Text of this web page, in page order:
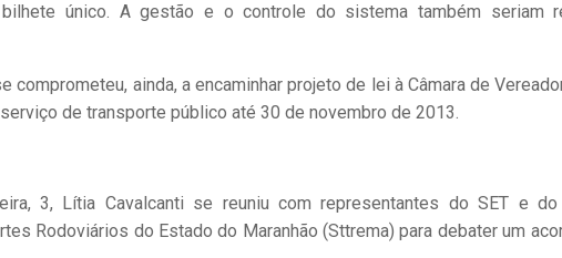
único. A gestão e o controle do sistema também seriam
comprometeu, ainda, a encaminhar projeto de lei à Câmara de
de transporte público até 30 de novembro de 2013.
3, Lítia Cavalcanti se reuniu com representantes do SET e
Rodoviários do Estado do Maranhão (Sttrema) para debater um